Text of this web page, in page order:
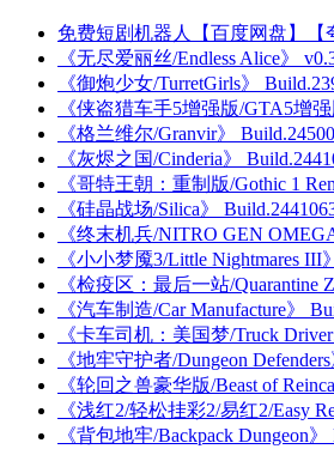
免费短剧机器人【百度网盘】【
《无尽爱丽丝/Endless Alice》
《御炮少女/TurretGirls》
《侠盗猎车手5增强版/GTA5增
《格兰维尔/Granvir》
《灰烬之国/Cinderia》
《哥特王朝：重制版/Gothic 1
《硅晶战场/Silica》
《终末机兵/NITRO GEN
《小小梦魇3/Little Nightmares III
《检疫区：最后一站/Quarantine
《汽车制造/Car Manufacture》
《卡车司机：美国梦/Truck
《地牢守护者/Dungeon
《轮回之兽豪华版/Beast of
《浅红2/轻松挂彩2/易红2/Easy
《背包地牢/Backpack Dungeon